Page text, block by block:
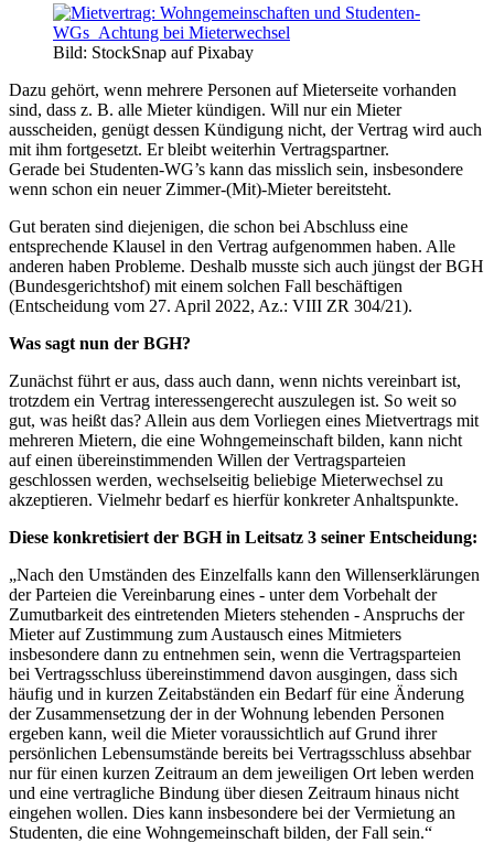
Bild: StockSnap auf Pixabay
Dazu gehört, wenn mehrere Personen auf Mieterseite vorhanden
sind, dass z. B. alle Mieter kündigen. Will nur ein Mieter
ausscheiden, genügt dessen Kündigung nicht, der Vertrag wird auch
mit ihm fortgesetzt. Er bleibt weiterhin Vertragspartner.
Gerade bei Studenten-WG’s kann das misslich sein, insbesondere
wenn schon ein neuer Zimmer-(Mit)-Mieter bereitsteht.
Gut beraten sind diejenigen, die schon bei Abschluss eine
entsprechende Klausel in den Vertrag aufgenommen haben. Alle
anderen haben Probleme. Deshalb musste sich auch jüngst der BGH
(Bundesgerichtshof) mit einem solchen Fall beschäftigen
(Entscheidung vom 27. April 2022, Az.: VIII ZR 304/21).
Was sagt nun der BGH?
Zunächst führt er aus, dass auch dann, wenn nichts vereinbart ist,
trotzdem ein Vertrag interessengerecht auszulegen ist. So weit so
gut, was heißt das? Allein aus dem Vorliegen eines Mietvertrags mit
mehreren Mietern, die eine Wohngemeinschaft bilden, kann nicht
auf einen übereinstimmenden Willen der Vertragsparteien
geschlossen werden, wechselseitig beliebige Mieterwechsel zu
akzeptieren. Vielmehr bedarf es hierfür konkreter Anhaltspunkte.
Diese konkretisiert der BGH in Leitsatz 3 seiner Entscheidung:
„Nach den Umständen des Einzelfalls kann den Willenserklärungen
der Parteien die Vereinbarung eines - unter dem Vorbehalt der
Zumutbarkeit des eintretenden Mieters stehenden - Anspruchs der
Mieter auf Zustimmung zum Austausch eines Mitmieters
insbesondere dann zu entnehmen sein, wenn die Vertragsparteien
bei Vertragsschluss übereinstimmend davon ausgingen, dass sich
häufig und in kurzen Zeitabständen ein Bedarf für eine Änderung
der Zusammensetzung der in der Wohnung lebenden Personen
ergeben kann, weil die Mieter voraussichtlich auf Grund ihrer
persönlichen Lebensumstände bereits bei Vertragsschluss absehbar
nur für einen kurzen Zeitraum an dem jeweiligen Ort leben werden
und eine vertragliche Bindung über diesen Zeitraum hinaus nicht
eingehen wollen. Dies kann insbesondere bei der Vermietung an
Studenten, die eine Wohngemeinschaft bilden, der Fall sein.“